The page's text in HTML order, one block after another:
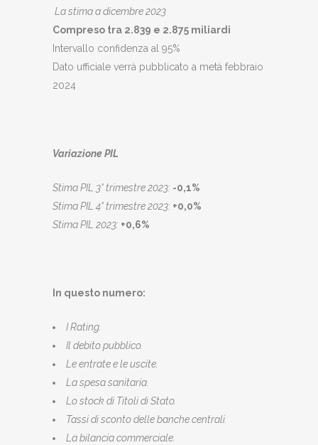
La stima a dicembre 2023
Compreso tra 2.839 e 2.875 miliardi
Intervallo confidenza al 95%
Dato ufficiale verrà pubblicato a metà febbraio
2024
Variazione PIL
Stima PIL 3° trimestre 2023: -0,1%
Stima PIL 4° trimestre 2023: +0,0%
Stima PIL 2023: +0,6%
In questo numero:
I Rating.
Il debito pubblico.
Le entrate e le uscite.
La spesa sanitaria.
Lo stock di Titoli di Stato.
Tassi di sconto delle banche centrali.
La bilancia commerciale.